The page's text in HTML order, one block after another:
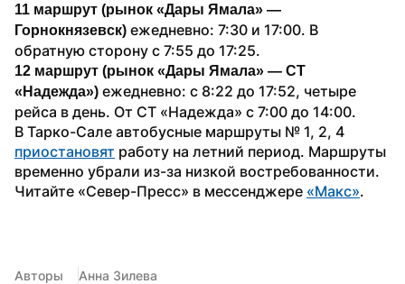
11 маршрут (рынок «Дары Ямала» —
Горнокнязевск) ежедневно: 7:30 и 17:00. В
обратную сторону с 7:55 до 17:25.
12 маршрут (рынок «Дары Ямала» — СТ
«Надежда») ежедневно: с 8:22 до 17:52, четыре
рейса в день. От СТ «Надежда» с 7:00 до 14:00.
приостановят работу на летний период. Маршруты
временно убрали из-за низкой востребованности.
Читайте «Север-Пресс» в мессенджере «Макс».
Авторы Анна Зилева